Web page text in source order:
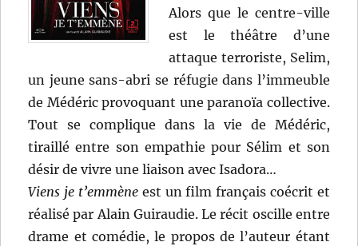
Alors que le centre-ville
est le théâtre d’une
attaque terroriste, Selim,
un jeune sans-abri se réfugie dans l’immeuble
de Médéric provoquant une paranoïa collective.
Tout se complique dans la vie de Médéric,
tiraillé entre son empathie pour Sélim et son
désir de vivre une liaison avec Isadora…
Viens je t’emmèneest un film français coécrit et
réalisé par Alain Guiraudie. Le récit oscille entre
drame et comédie, le propos de l’auteur étant